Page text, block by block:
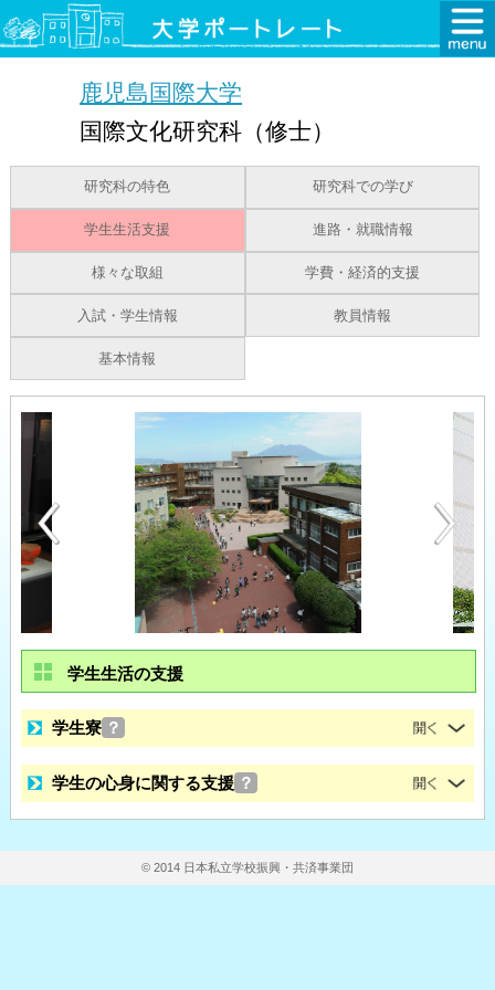
鹿児島国際大学
国際文化研究科（修士）
研究科の特色 研究科での学び
学生生活支援 進路・就職情報
様々な取組 学費・経済的支援
入試・学生情報 教員情報
基本情報
学生生活の支援
学生寮 ？
学生の心身に関する支援 ？
© 2014 日本私立学校振興・共済事業団